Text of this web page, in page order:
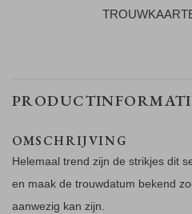
OMSCHRIJVING
Helemaal trend zijn de strikjes dit
en maak de trouwdatum bekend
aanwezig kan zijn.